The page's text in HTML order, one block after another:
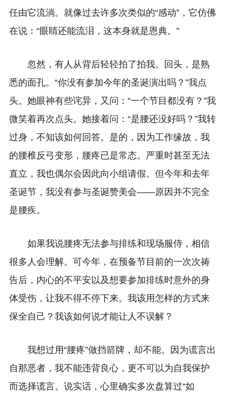
任由它流淌。就像过去许多次类似的“感动”，它仿佛
在说：“眼睛还能流泪，这本身就是恩典。”
忽然，有人从背后轻轻拍了拍我。回头，是熟
悉的面孔。“你没有参加今年的圣诞演出吗？”我点
头。她眼神有些诧异，又问：“一个节目都没有？”我
微笑着再次点头。她接着问：“是腰还没好吗？”我转
过身，不知该如何回答。是的，因为工作缘故，我
的腰椎反弓变形，腰疼已是常态。严重时甚至无法
直立，我也偶尔会因此向小组请假。但今年和去年
圣诞节，我没有参与圣诞赞美会——原因并不完全
是腰疾。
如果我说腰疼无法参与排练和现场服侍，相信
很多人会理解。可今年，在预备节目前的一次次祷
告后，内心的不平安以及想要参加排练时意外的身
体受伤，让我不得不停下来。我该用怎样的方式来
保全自己？我该如何说才能让人不误解？
我想过用“腰疼”做挡箭牌，却不能。因为谎言出
自那恶者，我不能违背良心，更不可以为自我保护
而选择谎言。说实话，心里确实多次盘算过“如